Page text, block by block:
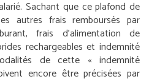
Sachant que ce plafond de
autres frais remboursés par
frais d’alimentation de
rechargeables et indemnité
de cette « indemnité
encore être précisées par